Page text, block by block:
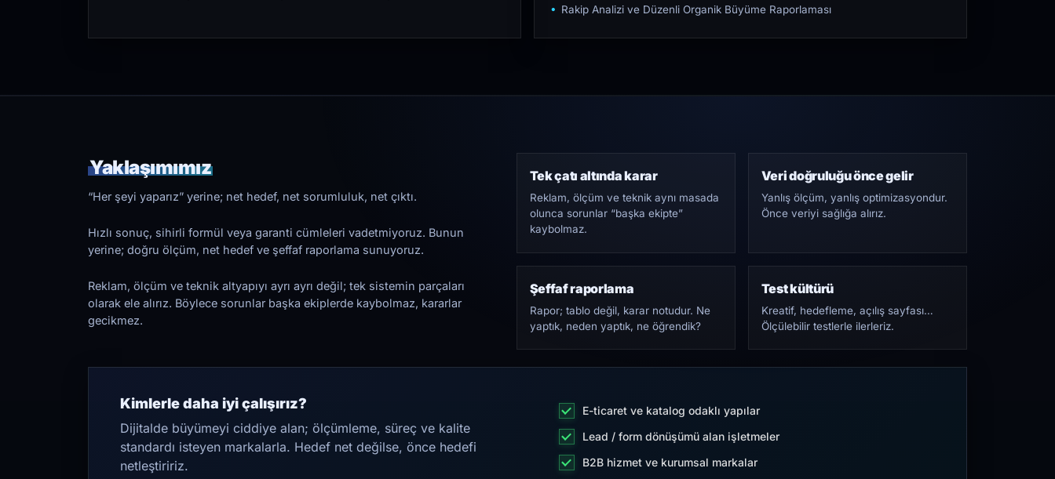
Rakip Analizi ve Düzenli Organik Büyüme Raporlaması
Yaklaşımımız
“Her şeyi yaparız” yerine; net hedef, net sorumluluk, net çıktı.
Hızlı sonuç, sihirli formül veya garanti cümleleri vadetmiyoruz. Bunun
yerine; doğru ölçüm, net hedef ve şeffaf raporlama sunuyoruz.
Reklam, ölçüm ve teknik altyapıyı ayrı ayrı değil; tek sistemin parçaları
olarak ele alırız. Böylece sorunlar başka ekiplerde kaybolmaz, kararlar
gecikmez.
Tek çatı altında karar
Reklam, ölçüm ve teknik aynı masada
olunca sorunlar “başka ekipte”
kaybolmaz.
Veri doğruluğu önce gelir
Yanlış ölçüm, yanlış optimizasyondur.
Önce veriyi sağlığa alırız.
Şeffaf raporlama
Rapor; tablo değil, karar notudur. Ne
yaptık, neden yaptık, ne öğrendik?
Test kültürü
Kreatif, hedefleme, açılış sayfası…
Ölçülebilir testlerle ilerleriz.
Kimlerle daha iyi çalışırız?
Dijitalde büyümeyi ciddiye alan; ölçümleme, süreç ve kalite
standardı isteyen markalarla. Hedef net değilse, önce hedefi
netleştiririz.
E-ticaret ve katalog odaklı yapılar
Lead / form dönüşümü alan işletmeler
B2B hizmet ve kurumsal markalar